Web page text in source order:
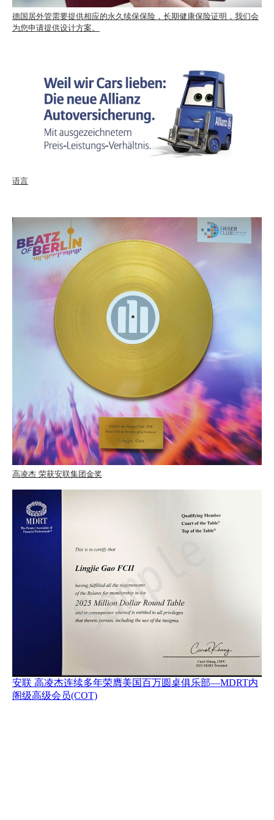
德国居外管需要提供相应的永久续保保险，长期健康保险证明，我们会
为您申请提供设计方案。
语言
高凌杰 荣获安联集团金奖
安联 高凌杰连续多年荣膺美国百万圆桌俱乐部—MDRT内
阁级高级会员(COT)